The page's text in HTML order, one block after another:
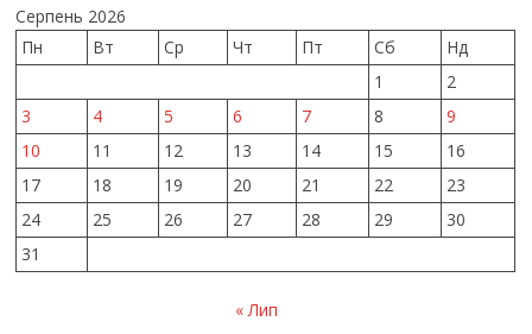
Серпень 2026
Пн
Вт Ср Чт Пт Сб
Нд
1
2
3
4 5 6 7 8
9
10
11 12 13 14 15
16
17
18 19 20 21 22
23
24
25 26 27 28 29
30
31
« Лип